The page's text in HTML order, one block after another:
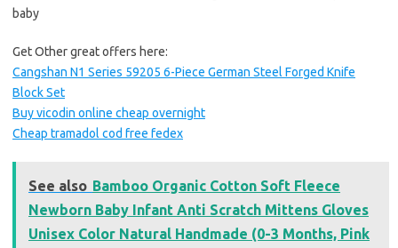
baby
Get Other great offers here:
Cangshan N1 Series 59205 6-Piece German Steel Forged Knife
Block Set
Buy vicodin online cheap overnight
Cheap tramadol cod free fedex
See also Bamboo Organic Cotton Soft Fleece
Newborn Baby Infant Anti Scratch Mittens Gloves
Unisex Color Natural Handmade (0-3 Months, Pink